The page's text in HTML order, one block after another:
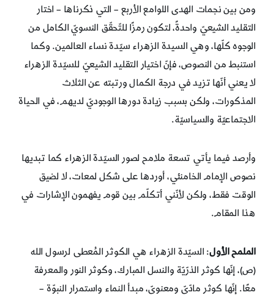
ومن بين نجمات الهدى اللوامع الأربع – التي ذكرناها – اختار
التقليد الشيعيّ واحدةً، لتكون رمزًا للتّحقّق النسويّ الكامل من
الوجوه كلّها، وهي السيدة الزهراء سيّدة نساء العالمين. وكما
استنبط من النصوص، فإنّ اختيار التقليد الشيعيّ للسيّدة الزهراء
لا يعني أنّها تزيد في درجة الكمال ورتبته عن الثلاث
المذكورات، ولكن بسبب زيادة دورها الوجوديّ لديهم، في الحياة
الاجتماعيّة والسياسيّة.
وأرصد فيما يأتي تسعة ملامح لصور السيّدة الزهراء كما تبديها
نصوص الإمام الخامنئي، أوردها على شكل لمعات، لا لضيق
الوقت فقط، ولكن لأنّني أتكلّم بين قوم يفهمون الإشارات في
هذا المقام.
الملمح الأول: السيّدة الزهراء هي الكوثر المُعطى لرسول الله
(ص)، إنّها كوثر الذرّيّة والنسل المبارك، وكوثر النور والمعرفة
معًا. إنّها كوثر مادّيّ ومعنويّ، مبدأ النماء واستمرار النبوّة –